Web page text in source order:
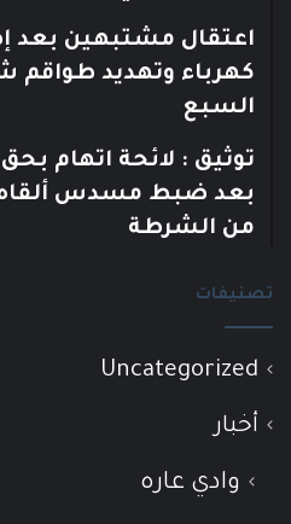
اعتقال مشتبهين بعد
كهرباء وتهديد طواقم
السبع
توثيق : لائحة اتهام
بعد ضبط مسدس ألقاه
من الشرطة
تصنيفات
Uncategorized
أخبار
وادي عاره